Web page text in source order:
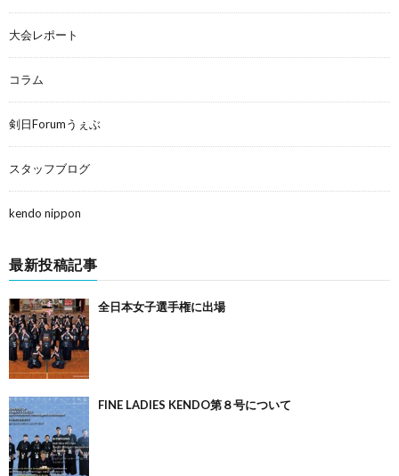
大会レポート
コラム
剣日Forumうぇぶ
スタッフブログ
kendo nippon
最新投稿記事
全日本女子選手権に出場
FINE LADIES KENDO第８号について